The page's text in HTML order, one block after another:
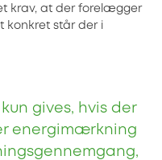
krav, at der forelægger
står der i
gives, hvis der
energimærkning